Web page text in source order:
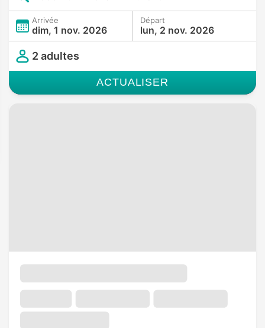
Arrivée
dim, 1 nov. 2026
Départ
lun, 2 nov. 2026
2 adultes
ACTUALISER